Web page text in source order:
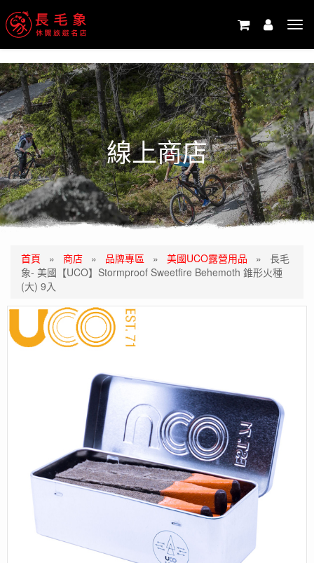
線上商店
首頁 » 商店 » 品牌專區 » 美國UCO露營用品 » 長毛
象- 美國【UCO】Stormproof Sweetfire Behemoth 錐形火種
(大) 9入